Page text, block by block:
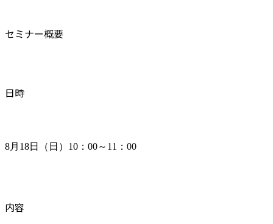
セミナー概要
日時
8月18日（日）10：00～11：00
内容